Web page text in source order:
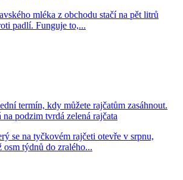
mléka z obchodu stačí na pět litrů
padlí. Funguje to,...
termín, kdy můžete rajčatům zasáhnout.
podzim tvrdá zelená rajčata
se na tyčkovém rajčeti otevře v srpnu,
osm týdnů do zralého...